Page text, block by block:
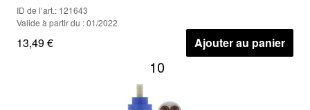
ID de l’art.: 121643
Valide à partir du : 01/2022
13,49 € Ajouter au panier
10